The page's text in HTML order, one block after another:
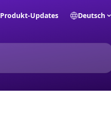
Produkt-Updates Deutsch